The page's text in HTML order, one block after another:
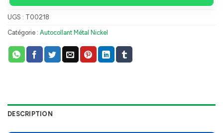
UGS : T00218
Catégorie : Autocollant Métal Nickel
DESCRIPTION